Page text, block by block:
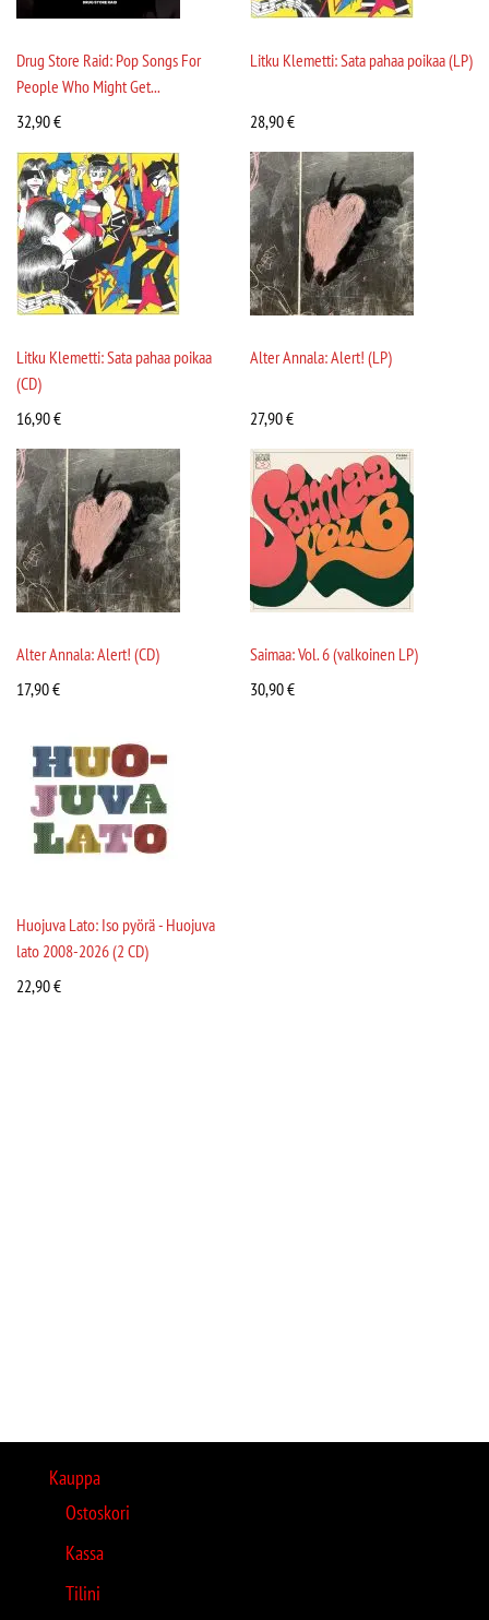
Drug Store Raid: Pop Songs For
People Who Might Get...
32,90€
Litku Klemetti: Sata pahaa poikaa (LP)
28,90€
Litku Klemetti: Sata pahaa poikaa
(CD)
16,90€
Alter Annala: Alert! (LP)
27,90€
Alter Annala: Alert! (CD)
17,90€
Saimaa: Vol. 6 (valkoinen LP)
30,90€
Huojuva Lato: Iso pyörä - Huojuva
lato 2008-2026 (2 CD)
22,90€
Kauppa
Ostoskori
Kassa
Tilini